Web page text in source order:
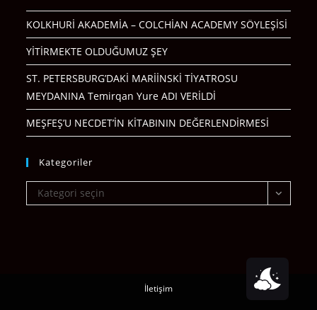
KOLKHURİ AKADEMİA – COLCHİAN ACADEMY SÖYLEŞİSİ
YİTİRMEKTE OLDUĞUMUZ ŞEY
ST. PETERSBURG’DAKİ MARİİNSKİ TİYATROSU
MEYDANINA Temirqan Yure ADI VERİLDİ
MEŞFEŞ’U NECDET’İN KİTABININ DEĞERLENDİRMESİ
Kategoriler
Kategoriler
Kategori seçin
İletişim